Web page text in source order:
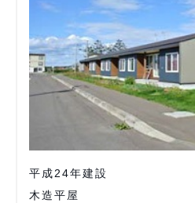
平成24年建設
木造平屋